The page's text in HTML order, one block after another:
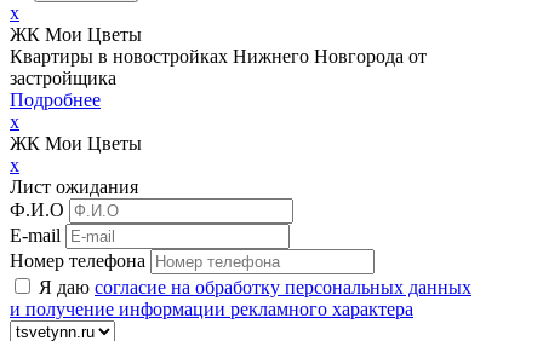
x
ЖК Мои Цветы
Квартиры в новостройках Нижнего Новгорода от
застройщика
Подробнее
x
ЖК Мои Цветы
x
Лист ожидания
Ф.И.О
E-mail
Номер телефона
Я даю согласие на обработку персональных данных
и получение информации рекламного характера